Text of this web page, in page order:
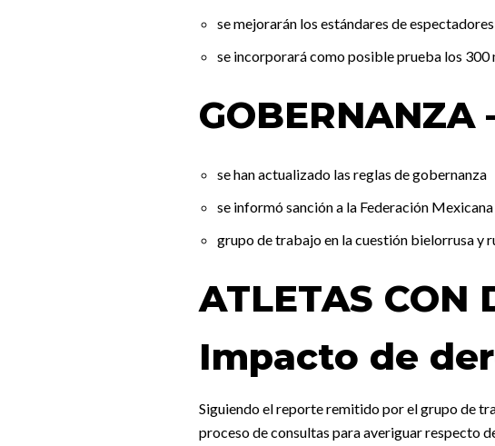
se mejorarán los estándares de
se incorporará como posible prueba los 300
GOBERNANZA
se han actualizado las reglas de gobernanza
se informó sanción a la Federación
grupo de trabajo en la cuestión bielorrusa y
ATLETAS CON
Impacto de
Siguiendo el reporte remitido por el grupo de
proceso de consultas para averiguar respecto